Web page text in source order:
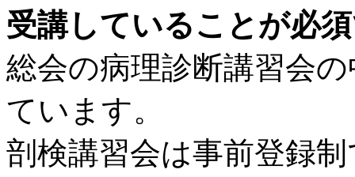
受講していることが必
総会の病理診断講習会
ています。
剖検講習会は事前登録